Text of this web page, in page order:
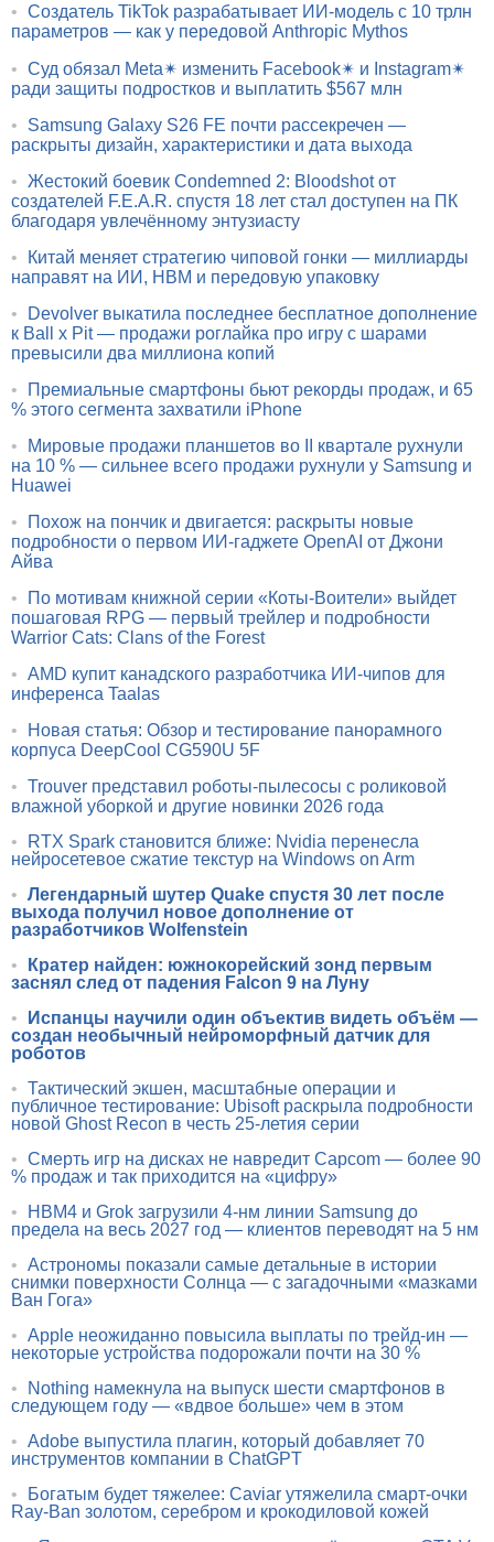
• Создатель TikTok разрабатывает ИИ-модель с 10 трлн
параметров — как у передовой Anthropic Mythos
• Суд обязал Meta✴ изменить Facebook✴ и Instagram✴
ради защиты подростков и выплатить $567 млн
•
Samsung Galaxy S26 FE почти рассекречен —
раскрыты дизайн, характеристики и дата выхода
• Жестокий боевик Condemned 2: Bloodshot от
создателей F.E.A.R. спустя 18 лет стал доступен на ПК
благодаря увлечённому энтузиасту
•
Китай меняет стратегию чиповой гонки — миллиарды
направят на ИИ, HBM и передовую упаковку
•
Devolver выкатила последнее бесплатное дополнение
к Ball x Pit — продажи роглайка про игру с шарами
превысили два миллиона копий
•
Премиальные смартфоны бьют рекорды продаж, и 65
% этого сегмента захватили iPhone
•
Мировые продажи планшетов во II квартале рухнули
на 10 % — сильнее всего продажи рухнули у Samsung и
Huawei
•
Похож на пончик и двигается: раскрыты новые
подробности о первом ИИ-гаджете OpenAI от Джони
Айва
•
По мотивам книжной серии «Коты-Воители» выйдет
пошаговая RPG — первый трейлер и подробности
Warrior Cats: Clans of the Forest
• AMD купит канадского разработчика ИИ-чипов для
инференса Taalas
•
Новая статья: Обзор и тестирование панорамного
корпуса DeepCool CG590U 5F
• Trouver представил роботы-пылесосы с роликовой
влажной уборкой и другие новинки 2026 года
•
RTX Spark становится ближе: Nvidia перенесла
нейросетевое сжатие текстур на Windows on Arm
• Легендарный шутер Quake спустя 30 лет после
выхода получил новое дополнение от
разработчиков Wolfenstein
•
Кратер найден: южнокорейский зонд первым
заснял след от падения Falcon 9 на Луну
•
Испанцы научили один объектив видеть объём —
создан необычный нейроморфный датчик для
роботов
• Тактический экшен, масштабные операции и
публичное тестирование: Ubisoft раскрыла подробности
новой Ghost Recon в честь 25-летия серии
• Смерть игр на дисках не навредит Capcom — более 90
% продаж и так приходится на «цифру»
•
HBM4 и Grok загрузили 4-нм линии Samsung до
предела на весь 2027 год — клиентов переводят на 5 нм
• Астрономы показали самые детальные в истории
снимки поверхности Солнца — с загадочными «мазками
Ван Гога»
• Apple неожиданно повысила выплаты по трейд-ин —
некоторые устройства подорожали почти на 30 %
•
Nothing намекнула на выпуск шести смартфонов в
следующем году — «вдвое больше» чем в этом
• Adobe выпустила плагин, который добавляет 70
инструментов компании в ChatGPT
•
Богатым будет тяжелее: Caviar утяжелила смарт-очки
Ray-Ban золотом, серебром и крокодиловой кожей